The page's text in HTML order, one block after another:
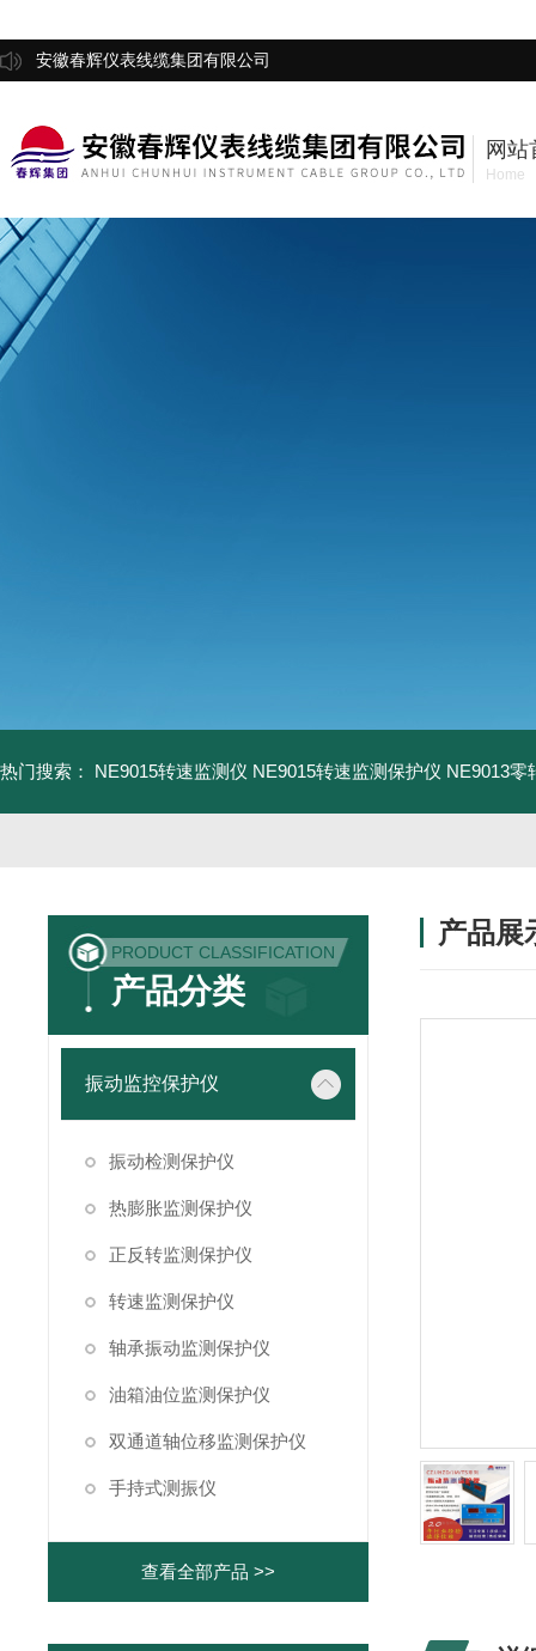
安徽春辉仪表线缆集团有限公司
网站
Home
热门搜索： NE9015转速监测仪 NE9015转速监测保护仪 NE9013零
PRODUCT CLASSIFICATION
产品分类
振动监控保护仪
振动检测保护仪
热膨胀监测保护仪
正反转监测保护仪
转速监测保护仪
轴承振动监测保护仪
油箱油位监测保护仪
双通道轴位移监测保护仪
手持式测振仪
查看全部产品 >>
产品展